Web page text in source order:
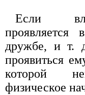
Если
проявляется
дружбе, и т.
проявиться
которой
физическое